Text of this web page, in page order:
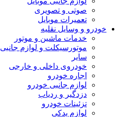
صوتی و تصویری
تعمیرات موبایل
خودرو و وسایل نقلیه
خدمات ماشین و موتور
موتورسیکلت و لوازم جانبی
سایر
خودروی داخلی و خارجی
اجاره خودرو
لوازم جانبی خودرو
دزدگیر و ردیاب
تزئینات خودرو
لوازم یدکی